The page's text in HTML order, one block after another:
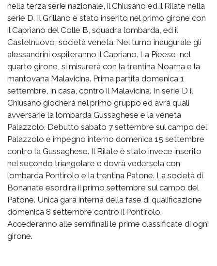
nella terza serie nazionale, il Chiusano ed il Rilate nella
serie D. Il Grillano è stato inserito nel primo girone con
il Capriano del Colle B, squadra lombarda, ed il
Castelnuovo, società veneta. Nel turno inaugurale gli
alessandrini ospiteranno il Capriano. La Pieese, nel
quarto girone, si misurerà con la trentina Noarna e la
mantovana Malavicina. Prima partita domenica 1
settembre, in casa, contro il Malavicina. In serie D il
Chiusano giocherà nel primo gruppo ed avrà quali
avversarie la lombarda Gussaghese e la veneta
Palazzolo. Debutto sabato 7 settembre sul campo del
Palazzolo e impegno interno domenica 15 settembre
contro la Gussaghese. Il Rilate è stato invece inserito
nel secondo triangolare e dovrà vedersela con
lombarda Pontirolo e la trentina Patone. La società di
Bonanate esordirà il primo settembre sul campo del
Patone. Unica gara interna della fase di qualificazione
domenica 8 settembre contro il Pontirolo.
Accederanno alle semifinali le prime classificate di ogni
girone.